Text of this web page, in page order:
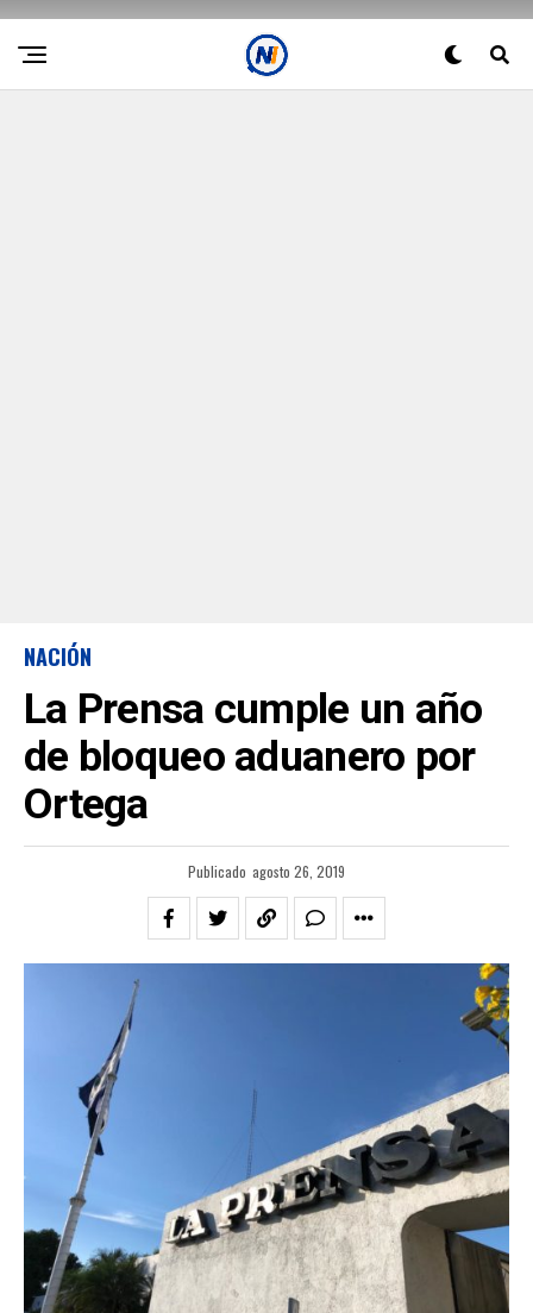
NACIÓN
La Prensa cumple un año
de bloqueo aduanero por
Ortega
Publicado agosto 26, 2019